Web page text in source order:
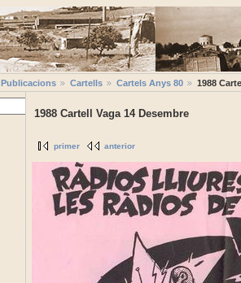
Publicacions Cartells Cartels Anys 80 1988
1988 Cartell Vaga 14 Desembre
primer anterior